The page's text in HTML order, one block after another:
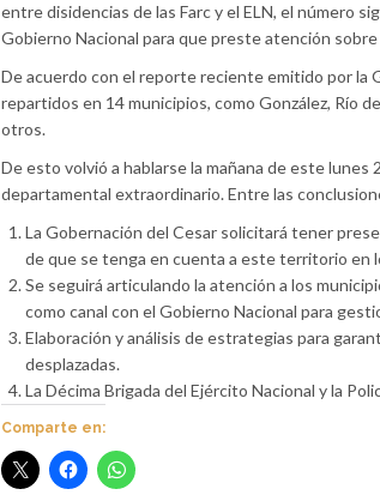
entre disidencias de las Farc y el ELN, el número
Gobierno Nacional para que preste atención
De acuerdo con el reporte reciente emitido por la
repartidos en 14 municipios, como González, Río
otros.
De esto volvió a hablarse la mañana de este
departamental extraordinario. Entre las
La Gobernación del Cesar solicitará tener
de que se tenga en cuenta a este territorio en
Se seguirá articulando la atención a los
como canal con el Gobierno Nacional para
Elaboración y análisis de estrategias para
desplazadas.
La Décima Brigada del Ejército Nacional y la
Comparte en: